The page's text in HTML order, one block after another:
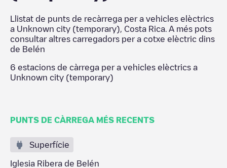
Llistat de punts de recàrrega per a vehicles elèctrics
a Unknown city (temporary) Costa Rica . A més pots
consultar altres carregadors per a cotxe elèctric dins
de Belén
6 estacions de càrrega per a vehicles elèctrics a
Unknown city (temporary)
PUNTS DE CÀRREGA MÉS RECENTS
Superfície
Iglesia Ribera de Belén